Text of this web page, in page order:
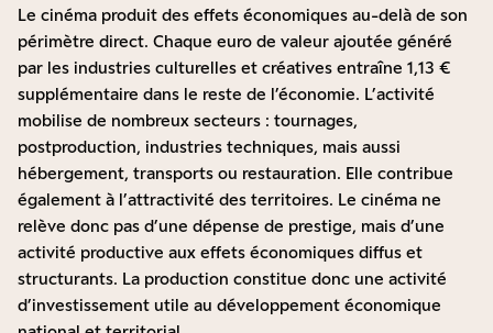
Le cinéma produit des effets économiques au-delà de son
périmètre direct. Chaque euro de valeur ajoutée généré
par les industries culturelles et créatives entraîne 1,13 €
supplémentaire dans le reste de l’économie. L’activité
mobilise de nombreux secteurs : tournages,
postproduction, industries techniques, mais aussi
hébergement, transports ou restauration. Elle contribue
également à l’attractivité des territoires. Le cinéma ne
relève donc pas d’une dépense de prestige, mais d’une
activité productive aux effets économiques diffus et
structurants. La production constitue donc une activité
d’investissement utile au développement économique